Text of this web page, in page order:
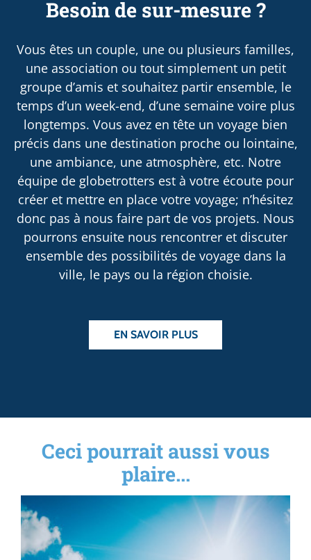
Besoin de sur-mesure ?
Vous êtes un couple, une ou plusieurs familles,
une association ou tout simplement un petit
groupe d’amis et souhaitez partir ensemble, le
temps d’un week-end, d’une semaine voire plus
longtemps. Vous avez en tête un voyage bien
précis dans une destination proche ou lointaine,
une ambiance, une atmosphère, etc. Notre
équipe de globetrotters est à votre écoute pour
créer et mettre en place votre voyage; n’hésitez
donc pas à nous faire part de vos projets. Nous
pourrons ensuite nous rencontrer et discuter
ensemble des possibilités de voyage dans la
ville, le pays ou la région choisie.
EN SAVOIR PLUS
Ceci pourrait aussi vous
plaire...